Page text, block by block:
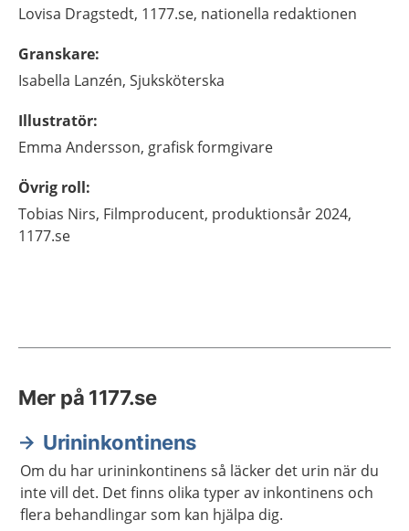
Lovisa Dragstedt, 1177.se, nationella redaktionen
Granskare:
Isabella Lanzén, Sjuksköterska
Illustratör:
Emma Andersson, grafisk formgivare
Övrig roll:
Tobias Nirs, Filmproducent, produktionsår 2024,
1177.se
Mer på 1177.se
Urininkontinens
Om du har urininkontinens så läcker det urin när du
inte vill det. Det finns olika typer av inkontinens och
flera behandlingar som kan hjälpa dig.